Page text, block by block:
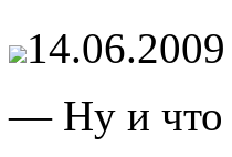
14.06.2009
— Ну и что